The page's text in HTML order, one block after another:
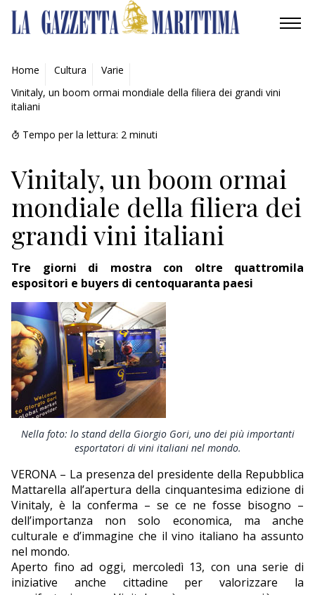
AMBIENTE
MOBILITÀ
INDUSTRIA
RICERCA
ECONOMIA
TURISMO
CULTURA
NAUTICA
EDITORIALI
Home Cultura
Varie
Vinitaly, un boom ormai mondiale della filiera dei grandi vini
italiani
Tempo per la lettura: 2 minuti
Vinitaly, un boom ormai
mondiale della filiera dei
grandi vini italiani
Tre giorni di mostra con oltre quattromila
espositori e buyers di centoquaranta paesi
Nella foto: lo stand della Giorgio Gori, uno dei più importanti
esportatori di vini italiani nel mondo.
VERONA – La presenza del presidente della Repubblica
Mattarella all’apertura della cinquantesima edizione di
Vinitaly, è la conferma – se ce ne fosse bisogno –
dell’importanza non solo economica, ma anche
culturale e d’immagine che il vino italiano ha assunto
nel mondo.
Aperto fino ad oggi, mercoledì 13, con una serie di
iniziative anche cittadine per valorizzare la